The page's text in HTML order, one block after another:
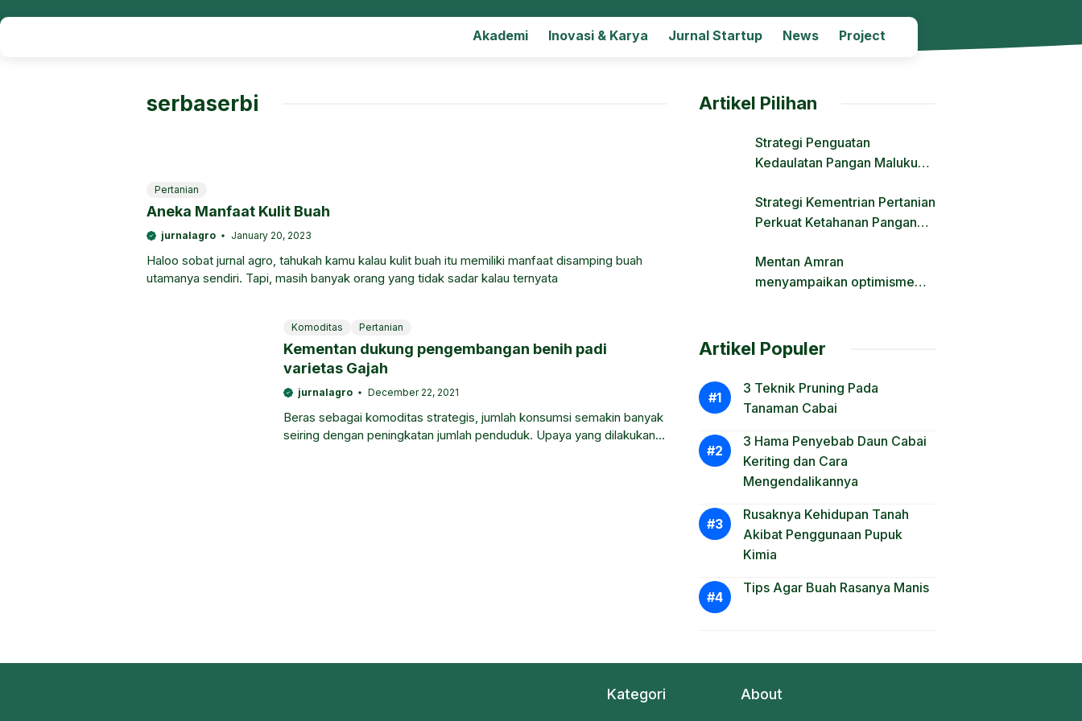
Akademi Inovasi & Karya Jurnal Startup News Project
serbaserbi
Pertanian
Aneka Manfaat Kulit Buah
jurnalagro January 20, 2023
Haloo sobat jurnal agro, tahukah kamu kalau kulit buah itu memiliki manfaat disamping buah
utamanya sendiri. Tapi, masih banyak orang yang tidak sadar kalau ternyata
Komoditas Pertanian
Kementan dukung pengembangan benih padi
varietas Gajah
jurnalagro December 22, 2021
Beras sebagai komoditas strategis, jumlah konsumsi semakin banyak
seiring dengan peningkatan jumlah penduduk. Upaya yang dilakukan
Artikel Pilihan
Strategi Penguatan
Kedaulatan Pangan Maluku
dan Regulasi Lahan
Strategi Kementrian Pertanian
Perkuat Ketahanan Pangan
Krisis Iklim dan Fenomena El
Nino
Mentan Amran
menyampaikan optimisme
Artikel Populer
3 Teknik Pruning Pada
Tanaman Cabai
3 Hama Penyebab Daun Cabai
Keriting dan Cara
Mengendalikannya
Rusaknya Kehidupan Tanah
Akibat Penggunaan Pupuk
Kimia
Tips Agar Buah Rasanya Manis
Kategori About